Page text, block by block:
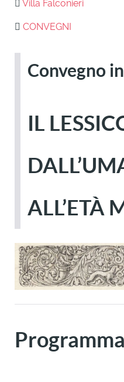
Villa Falconieri
CONVEGNI
Convegno
IL
ALL’ETÀ
Programma